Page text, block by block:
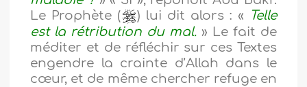
Le Prophète (
) lui dit alors : «
Telle
est la rétribution du mal. » Le fait de
méditer et de réfléchir sur ces Textes
engendre la crainte d’Allah dans le
cœur, et de même chercher refuge en